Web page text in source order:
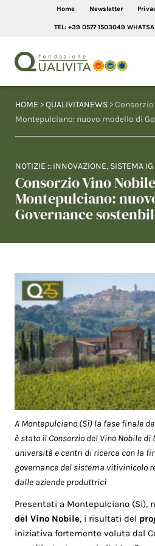
Home Newsletter
TEL: +39 0577 1503049
HOME >QUALIVITANEWS >
Montepulciano: nuovo modello di
NOTIZIE :: INNOVAZIONE, SISTEMA IG
Consorzio Vino
Montepulciano:
Governance
A Montepulciano (Si) la fase finale
è stato il Consorzio del Vino Nobile
università e centri di ricerca con la
governance del sistema vitivinicolo
dalle aziende produttrici
Presentati a Montepulciano (Si),
del Vino Nobile, i risultati del
iniziativa fortemente voluta dal